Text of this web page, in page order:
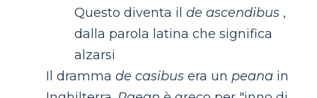
Questo diventa il de ascendibus ,
dalla parola latina che significa
alzarsi
Il dramma de casibus era un peana in